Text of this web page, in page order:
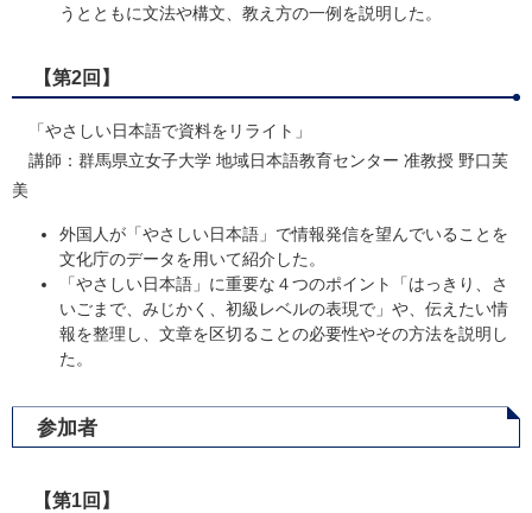
うとともに文法や構文、教え方の一例を説明した。
【第2回】
「やさしい日本語で資料をリライト」​
講師：群馬県立女子大学 地域日本語教育センター 准教授 野口芙
美
外国人が「やさしい日本語」で情報発信を望んでいることを
文化庁のデータを用いて紹介した。
「やさしい日本語」に重要な４つのポイント「はっきり、さ
いごまで、みじかく、初級レベルの表現で」や、伝えたい情
報を整理し、文章を区切ることの必要性やその方法を説明し
た。
参加者
【第1回】